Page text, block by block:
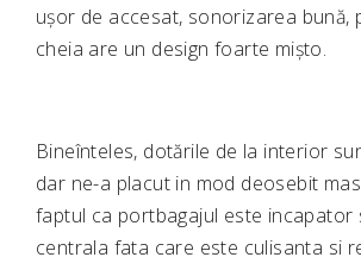
ușor de accesat, sonorizarea bună,
cheia are un design foarte mișto.
Bineînteles, dotările de la interior
dar ne-a placut in mod deosebit
faptul ca portbagajul este incapator
centrala fata care este culisanta si